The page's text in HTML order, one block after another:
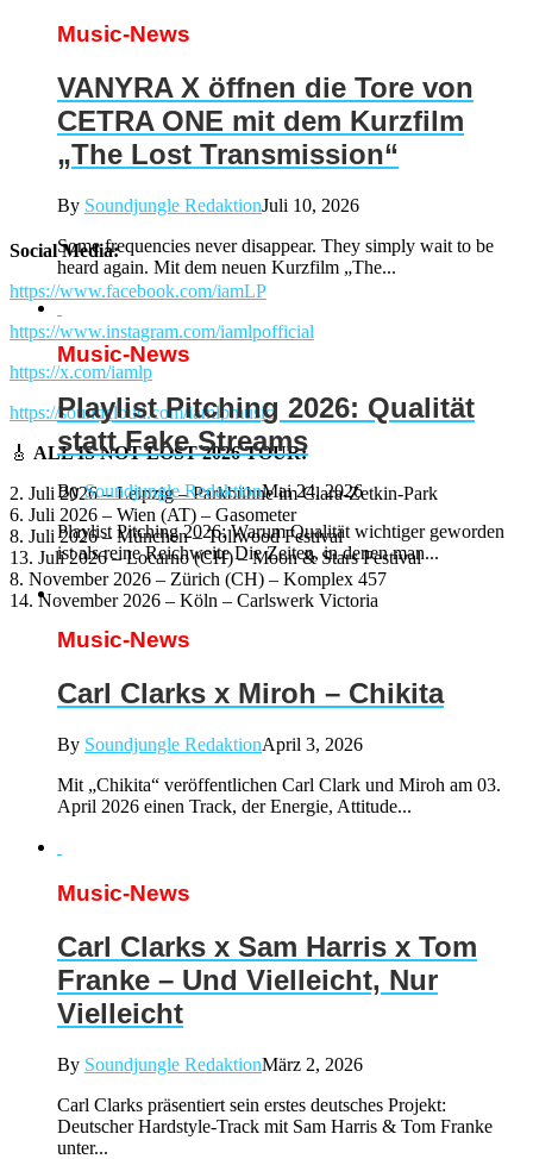
Social Media:
https://www.facebook.com/iamLP
https://www.instagram.com/iamlpofficial
https://x.com/iamlp
https://soundcloud.com/iamlpmusic
🎸 ALL IS NOT LOST 2026 TOUR:
2. Juli 2026 – Leipzig – Parkbühne im Clara-Zetkin-Park
6. Juli 2026 – Wien (AT) – Gasometer
8. Juli 2026 – München – Tollwood Festival
13. Juli 2026 – Locarno (CH) – Moon & Stars Festival
8. November 2026 – Zürich (CH) – Komplex 457
14. November 2026 – Köln – Carlswerk Victoria
Music-News
VANYRA X öffnen die Tore von
CETRA ONE mit dem Kurzfilm
„The Lost Transmission“
By Soundjungle RedaktionJuli 10, 2026
Some frequencies never disappear. They simply wait to be
heard again. Mit dem neuen Kurzfilm „The...
Music-News
Playlist Pitching 2026: Qualität
statt Fake Streams
BySoundjungle RedaktionMai 24, 2026
Playlist Pitching 2026: Warum Qualität wichtiger geworden
ist als reine Reichweite Die Zeiten, in denen man...
Music-News
Carl Clarks x Miroh – Chikita
By Soundjungle RedaktionApril 3, 2026
Mit „Chikita“ veröffentlichen Carl Clark und Miroh am 03.
April 2026 einen Track, der Energie, Attitude...
Music-News
Carl Clarks x Sam Harris x Tom
Franke – Und Vielleicht, Nur
Vielleicht
By Soundjungle RedaktionMärz 2, 2026
Carl Clarks präsentiert sein erstes deutsches Projekt:
Deutscher Hardstyle-Track mit Sam Harris & Tom Franke
unter...